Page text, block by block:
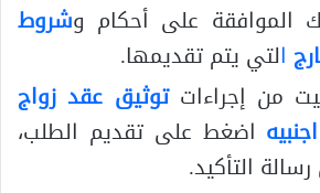
الموافقة على أحكام وشروط
التي يتم تقديمها.
من إجراءاتتوثيق عقد زواج
اضغط على تقديم الطلب،
التأكيد.